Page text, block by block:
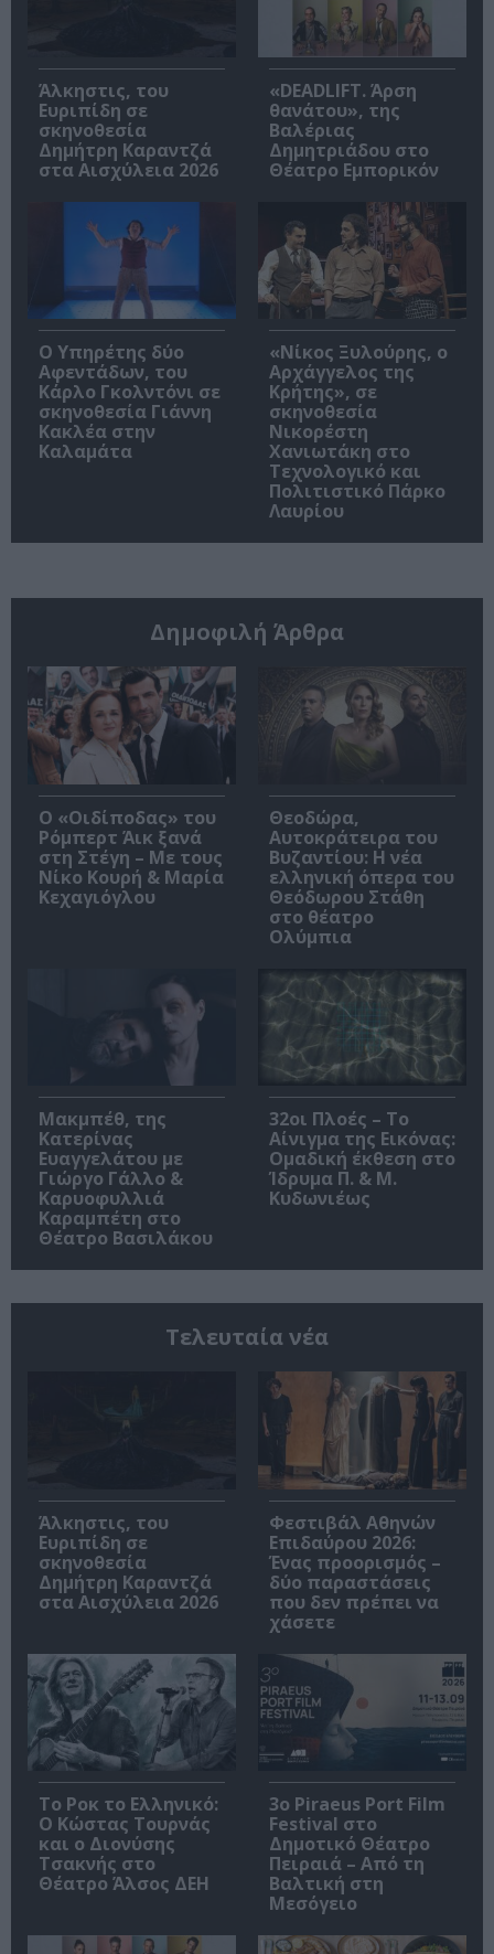
Άλκηστις, του
Ευριπίδη σε
σκηνοθεσία
Δημήτρη Καραντζά
στα Αισχύλεια 2026
«DEADLIFT. Άρση
θανάτου», της
Βαλέριας
Δημητριάδου στο
Θέατρο Εμπορικόν
Ο Υπηρέτης δύο
Αφεντάδων, του
Κάρλο Γκολντόνι σε
σκηνοθεσία Γιάννη
Κακλέα στην
Καλαμάτα
«Νίκος Ξυλούρης, ο
Αρχάγγελος της
Κρήτης», σε
σκηνοθεσία
Νικορέστη
Χανιωτάκη στο
Τεχνολογικό και
Πολιτιστικό Πάρκο
Λαυρίου
Δημοφιλή Άρθρα
O «Οιδίποδας» του
Ρόμπερτ Άικ ξανά
στη Στέγη – Με τους
Νίκο Κουρή & Μαρία
Κεχαγιόγλου
Θεοδώρα,
Αυτοκράτειρα του
Βυζαντίου: Η νέα
ελληνική όπερα του
Θεόδωρου Στάθη
στο θέατρο
Ολύμπια
Μακμπέθ, της
Κατερίνας
Ευαγγελάτου με
Γιώργο Γάλλο &
Καρυοφυλλιά
Καραμπέτη στο
Θέατρο Βασιλάκου
32οι Πλοές – Το
Αίνιγμα της Εικόνας:
Ομαδική έκθεση στο
Ίδρυμα Π. & Μ.
Κυδωνιέως
Τελευταία νέα
Άλκηστις, του
Ευριπίδη σε
σκηνοθεσία
Δημήτρη Καραντζά
στα Αισχύλεια 2026
Φεστιβάλ Αθηνών
Επιδαύρου 2026:
Ένας προορισμός –
δύο παραστάσεις
που δεν πρέπει να
χάσετε
Το Ροκ το Ελληνικό:
Ο Κώστας Τουρνάς
και ο Διονύσης
Τσακνής στο
Θέατρο Άλσος ΔΕΗ
3o Piraeus Port Film
Festival στο
Δημοτικό Θέατρο
Πειραιά – Από τη
Βαλτική στη
Μεσόγειο